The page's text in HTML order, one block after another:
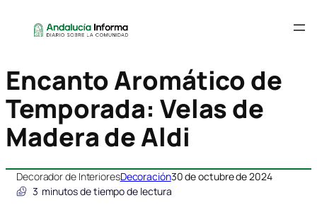
Encanto Aromático de
Temporada: Velas de
Madera de Aldi
Decorador de InterioresDecoración30 de octubre de 2024
3 minutos de tiempo de lectura